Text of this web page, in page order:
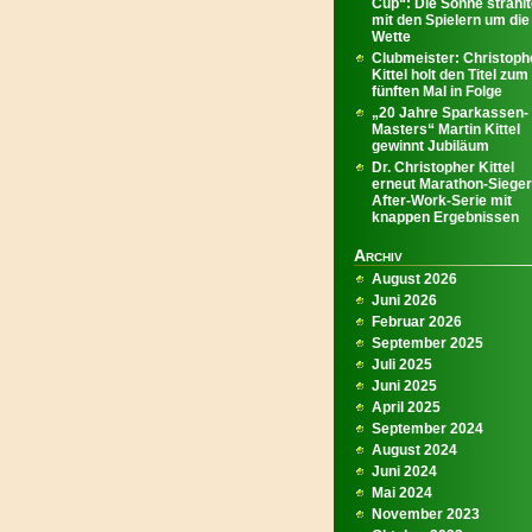
Cup“: Die Sonne
mit den Spielern um die
Wette
Clubmeister:
Kittel holt den Titel zum
fünften Mal in Folge
„20 Jahre Sparkassen-
Masters“ Martin Kittel
gewinnt Jubiläum
Dr. Christopher Kittel
erneut Marathon-Sieger
After-Work-Serie mit
knappen Ergebnissen
Archiv
August 2026
Juni 2026
Februar 2026
September 2025
Juli 2025
Juni 2025
April 2025
September 2024
August 2024
Juni 2024
Mai 2024
November 2023